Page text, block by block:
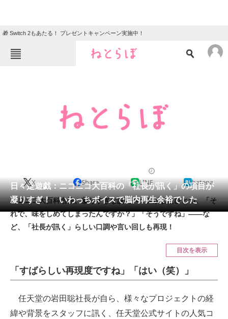
🎁 Switch 2もあたる！ プレゼントキャンペーン実施中！
クイズ
地域
会員記事
メディア
注目記事を集めた総合ページ
スマホと通信の最新トレンド
進化するPCとデバイスの未来
好きが集まる 比べて選べる
日々是遊戯：ニコニコ大百科の「社長が訊く」の項目が
凝りすぎ！ いわっちボイスで脳内再生余裕でした
X Share LINE hatena
ニコニコ大百科名物、凝りすぎな説明ページがまたひとつ。「そ
れで、味をしめてしまったんですか？」「そうですね」――な
ど、「社長が訊く」らしい口調や言い回しも再現！
目次を表示
「すばらしい再現度ですね」「はい（笑）」
任天堂の岩田聡社長が自ら、様々なプロジェクトの経
緯や背景をスタッフに訊く、任天堂公式サイトの人気コ